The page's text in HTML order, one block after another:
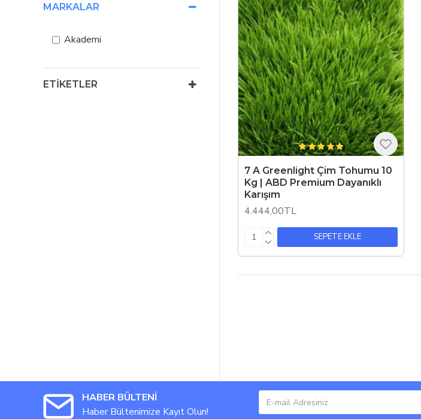
MARKALAR
Akademi
ETIKETLER
Bahçe Çimi:Estetik görünüm ve
Spor Sahası Çimi:Yoğun kullanıma
Park ve Peyzaj Çimi:Geniş alanlar
Bahçeler, Parklar ve
Tohumlarımızyüksek kaliteli,hastalıklara
mağazamızdan veyaonline satış
7 A Greenlight Çim Tohumu 10
Kg | ABD Premium Dayanıklı
Karışım
4.444,00TL
SEPETE EKLE
HABER BÜLTENİ
Haber Bültenimize Kayıt Olun!